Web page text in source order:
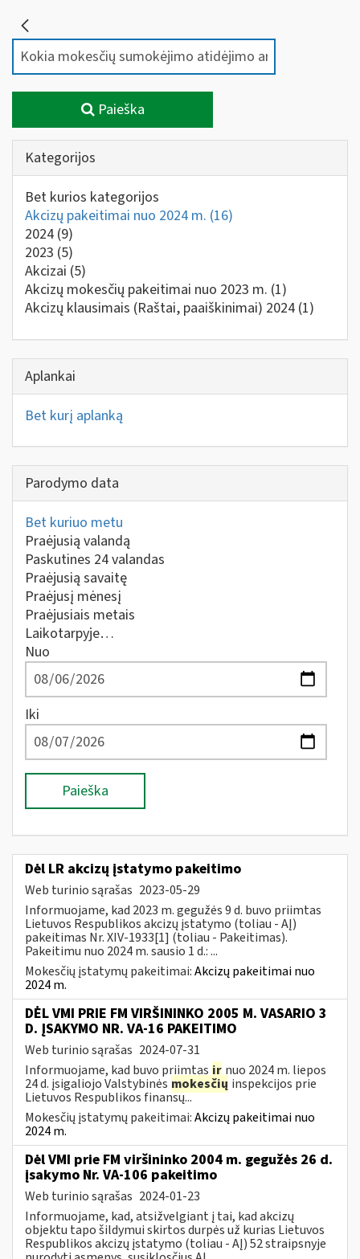
Paieška
Kategorijos
Bet kurios kategorijos
Akcizų pakeitimai nuo 2024 m. (16)
2024 (9)
2023 (5)
Akcizai (5)
Akcizų mokesčių pakeitimai nuo 2023 m. (1)
Akcizų klausimais (Raštai, paaiškinimai) 2024 (1)
Aplankai
Bet kurį aplanką
Parodymo data
Bet kuriuo metu
Praėjusią valandą
Paskutines 24 valandas
Praėjusią savaitę
Praėjusį mėnesį
Praėjusiais metais
Laikotarpyje…
Nuo
Iki
Paieška
Dėl LR akcizų įstatymo pakeitimo
Web turinio sąrašas 2023-05-29
Informuojame, kad 2023 m. gegužės 9 d. buvo priimtas
Lietuvos Respublikos akcizų įstatymo (toliau - AĮ)
pakeitimas Nr. XIV-1933[1] (toliau - Pakeitimas).
Pakeitimu nuo 2024 m. sausio 1 d.: ...
Mokesčių įstatymų pakeitimai:Akcizų pakeitimai nuo
2024 m.
DĖL VMI PRIE FM VIRŠININKO 2005 M. VASARIO 3
D. ĮSAKYMO NR. VA-16 PAKEITIMO
Web turinio sąrašas 2024-07-31
Informuojame, kad buvo priimtas ir nuo 2024 m. liepos
24 d. įsigaliojo Valstybinės mokesčių inspekcijos prie
Lietuvos Respublikos finansų...
Mokesčių įstatymų pakeitimai:Akcizų pakeitimai nuo
2024 m.
Dėl VMI prie FM viršininko 2004 m. gegužės 26 d.
įsakymo Nr. VA-106 pakeitimo
Web turinio sąrašas 2024-01-23
Informuojame, kad, atsižvelgiant į tai, kad akcizų
objektu tapo šildymui skirtos durpės už kurias Lietuvos
Respublikos akcizų įstatymo (toliau - AĮ) 52 straipsnyje